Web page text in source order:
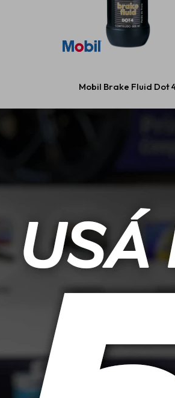
Mobil Brake Fluid Dot
0W20 Mobil Super D1